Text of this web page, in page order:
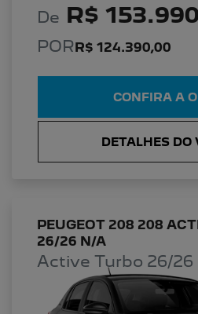
De R$
PORR$ 124.390,00
CONFIRA A
DETALHES DO
PEUGEOT 208 208
26/26 N/A
Active Turbo 26/26